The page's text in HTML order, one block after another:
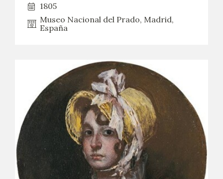
1805
Museo Nacional del Prado, Madrid,
España